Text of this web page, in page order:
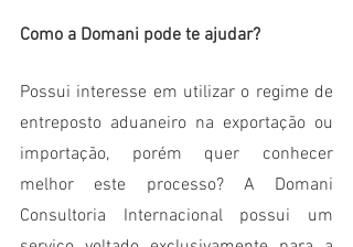
Como a Domani pode te ajudar?
Possui interesse em utilizar o regime de
entreposto aduaneiro na exportação ou
importação, porém quer conhecer
melhor este processo? A Domani
Consultoria Internacional possui um